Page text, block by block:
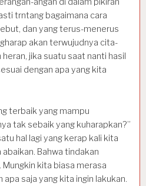
trntang bagaimana cara
dan yang terus-menerus
akan terwujudnya cita-
jika suatu saat nanti hasil
dengan apa yang kita
terbaik yang mampu
tak sebaik yang kuharapkan?”
hal lagi yang kerap kali kita
Bahwa tindakan
kita biasa merasa
saja yang kita ingin lakukan.